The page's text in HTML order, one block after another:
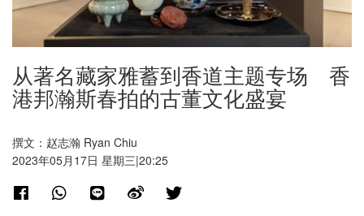
从著名藏家雅蓄到香道主题专场 香
港邦瀚斯春拍的古董文化盛宴
撰文：赵志瀚 Ryan Chiu
2023年05月17日 星期三|20:25